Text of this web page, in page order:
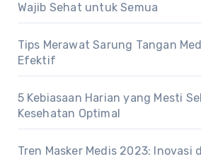
Wajib Sehat untuk Semua
Tips Merawat Sarung Tangan
Efektif
5 Kebiasaan Harian yang Mesti
Kesehatan Optimal
Tren Masker Medis 2023: Inovasi